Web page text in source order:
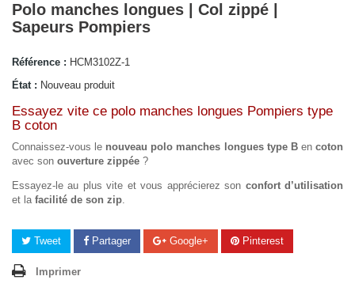
Polo manches longues | Col zippé |
Sapeurs Pompiers
Référence : HCM3102Z-1
État : Nouveau produit
Essayez vite ce polo manches longues Pompiers type
B coton
Connaissez-vous le nouveau polo manches longues type Bencoton
avec son ouverture zippée ?
Essayez-le au plus vite et vous apprécierez son confort d’utilisation
et lafacilité de son zip.
Tweet Partager Google+ Pinterest
Imprimer